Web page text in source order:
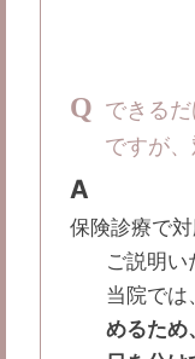
Q できる
ですが
A
保険診療で
ご説明い
当院では
めるため